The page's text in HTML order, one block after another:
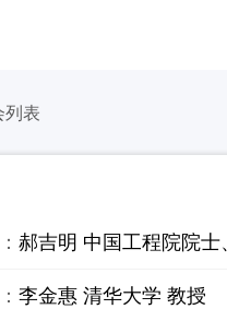
列表
郝吉明 中国工程院院士
李金惠 清华大学 教授